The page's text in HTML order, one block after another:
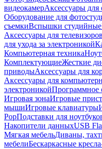
видеокамерАксессуары для
Оборудование для
съемкиВспышки студийные
Аксессуары для телевизоров
для ухода за электроникой
Компьютерная техника
КомплектующиеЖесткие
приводыАксессуары для
Аксессуары для
электроникойПрограммное
Игровая зонаИгровые
мышиИгровые клавиатуры
PopПодставки для
Накопители данныхUSB
Мягкая мебельДиваны,
мебелиБескаркасные